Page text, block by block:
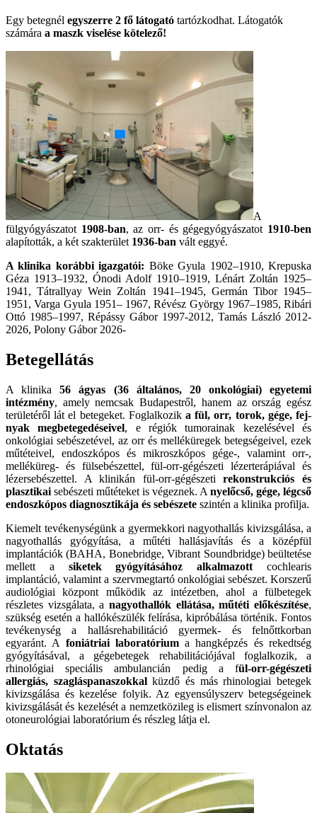
Egy betegnél egyszerre 2 fő látogató tartózkodhat. Látogatók
számára a maszk viselése kötelező!
A
fülgyógyászatot 1908-ban, az orr- és gégegyógyászatot 1910-ben
alapították, a két szakterület 1936-ban vált eggyé.
A klinika korábbi igazgatói: Böke Gyula 1902–1910, Krepuska
Géza 1913–1932, Ónodi Adolf 1910–1919, Lénárt Zoltán 1925–
1941, Tátrallyay Wein Zoltán 1941–1945, Germán Tibor 1945–
1951, Varga Gyula 1951– 1967, Révész György 1967–1985, Ribári
Ottó 1985–1997, Répássy Gábor 1997-2012, Tamás László 2012-
2026, Polony Gábor 2026-
Betegellátás
A klinika56 ágyas (36 általános, 20 onkológiai) egyetemi
intézmény, amely nemcsak Budapestről, hanem az ország egész
területéről lát el betegeket. Foglalkozik a fül, orr, torok, gége, fej-
nyak megbetegedéseivel, e régiók tumorainak kezelésével és
onkológiai sebészetével, az orr és melléküregek betegségeivel, ezek
műtéteivel, endoszkópos és mikroszkópos gége-, valamint orr-,
melléküreg- és fülsebészettel, fül-orr-gégészeti lézerterápiával és
lézersebészettel. A klinikán fül-orr-gégészetirekonstrukciós és
plasztikai sebészeti műtéteket is végeznek. A nyelőcső, gége, légcső
endoszkópos diagnosztikája és sebészete szintén a klinika profilja.
Kiemelt tevékenységünk a gyermekkori nagyothallás kivizsgálása, a
nagyothallás gyógyítása, a műtéti hallásjavítás és a középfül
implantációk (BAHA, Bonebridge, Vibrant Soundbridge) beültetése
mellett a siketek gyógyításához alkalmazott cochlearis
implantáció, valamint a szervmegtartó onkológiai sebészet. Korszerű
audiológiai központ működik az intézetben, ahol a fülbetegek
részletes vizsgálata, a nagyothallók ellátása, műtéti előkészítése,
szükség esetén a hallókészülék felírása, kipróbálása történik. Fontos
tevékenység a hallásrehabilitáció gyermek- és felnőttkorban
egyaránt. A foniátriai laboratóriuma hangképzés és rekedtség
gyógyításával, a gégebetegek rehabilitációjával foglalkozik, a
rhinológiai speciális ambulancián pedig a fül-orr-gégészeti
allergiás, szagláspanaszokkalküzdő és más rhinologiai betegek
kivizsgálása és kezelése folyik. Az egyensúlyszerv betegségeinek
kivizsgálását és kezelését a nemzetközileg is elismert színvonalon az
otoneurológiai laboratórium és részleg látja el.
Oktatás